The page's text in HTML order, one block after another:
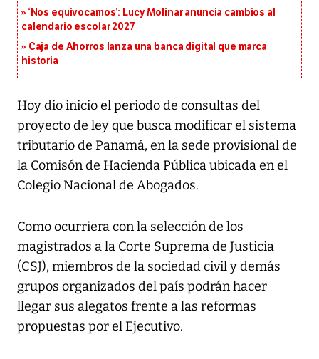
‘Nos equivocamos’: Lucy Molinar anuncia cambios al
calendario escolar 2027
Caja de Ahorros lanza una banca digital que marca
historia
Hoy dio inicio el periodo de consultas del
proyecto de ley que busca modificar el sistema
tributario de Panamá, en la sede provisional de
la Comisón de Hacienda Pública ubicada en el
Colegio Nacional de Abogados.
Como ocurriera con la selección de los
magistrados a la Corte Suprema de Justicia
(CSJ), miembros de la sociedad civil y demás
grupos organizados del país podrán hacer
llegar sus alegatos frente a las reformas
propuestas por el Ejecutivo.